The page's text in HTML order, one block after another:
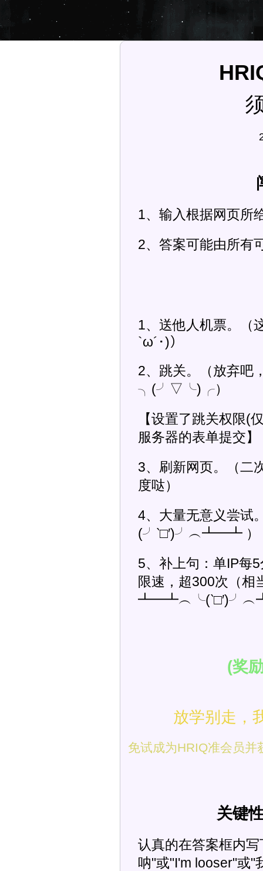
1、输入根据网页所
2、答案可能由所有
1、送他人机票。（
`ω´･)）
2、跳关。（放弃吧
╮(╯▽╰)╭）
【设置了跳关权限(
服务器的表单提交】
3、刷新网页。（二
度哒）
4、大量无意义尝试
(╯‵□′)╯︵┻━┻ ）
5、补上句：单IP每
限速，超300次（相
(奖
放学别走，
免试成为HRIQ准会员并
关键
认真的在答案框内
呐"或"I'm looser"或"